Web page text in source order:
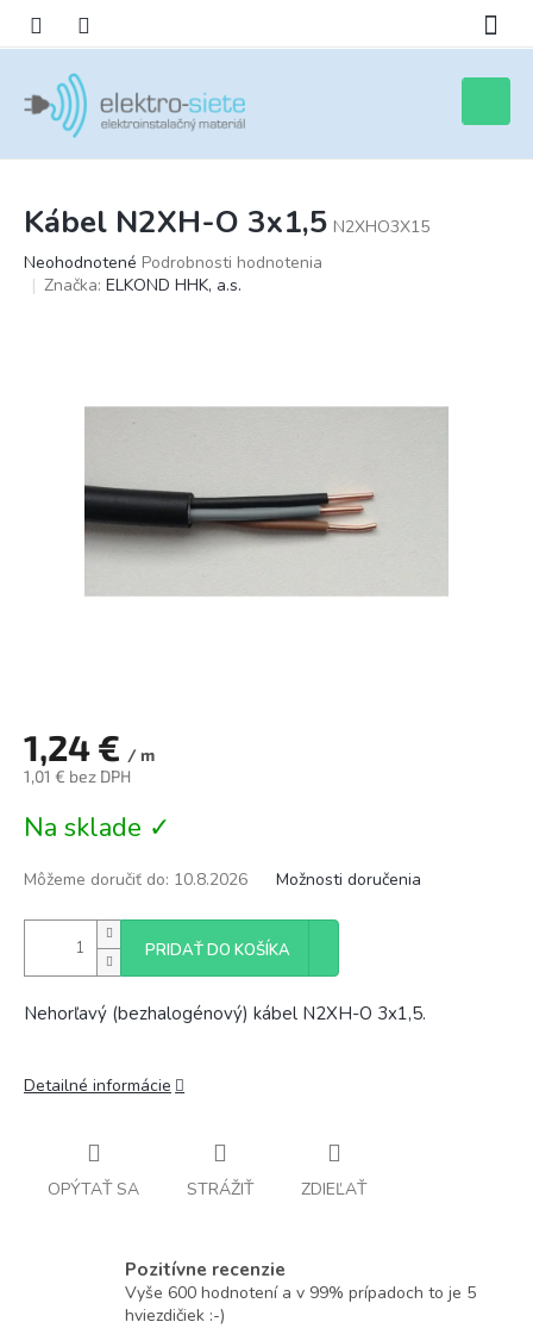
obsah
košík
Kábel N2XH-O 3x1,5 N2XHO3X15
Priemerné
hodnotenie
Neohodnotené Podrobnosti hodnotenia
Značka: ELKOND HHK, a.s.
1,24 € / m
1,01 € bez DPH
cena:
Na sklade ✓
Môžeme doručiť do: 10.8.2026 Možnosti doručenia
PRIDAŤ DO KOŠÍKA
Nehorľavý (bezhalogénový) kábel N2XH-O 3x1,5.
Detailné informácie
OPÝTAŤ SA STRÁŽIŤ ZDIEĽAŤ
Pozitívne recenzie
Vyše 600 hodnotení a v 99% prípadoch to je 5
hviezdičiek :-)